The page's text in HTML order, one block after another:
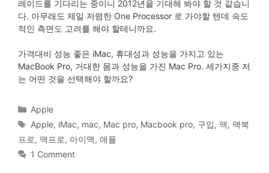
레이드를 기다리는 중이니 2012년을 기대해 봐야 할 것 같습니
다. 아무래도 제일 저렴한 One Processor 로 가야할 텐데 속도
적인 측면도 고려를 해야 할테니까요.
가격대비 성능 좋은 iMac, 휴대성과 성능을 가지고 있는
MacBook Pro, 거대한 몸과 성능을 가진 Mac Pro. 세가지중 저
는 어떤 것을 선택해야 할까요?
Categories
Apple
Tags
Apple, iMac, mac, Mac pro, Macbook pro, 구입, 맥, 맥북
프로, 맥프로, 아이맥, 애플
1 Comment